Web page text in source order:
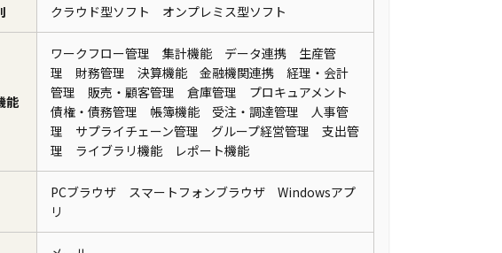
クラウド型ソフト オンプレミス型ソフト
能
ワークフロー管理 集計機能 データ連携 生産管
理 財務管理 決算機能 金融機関連携 経理・会計
管理 販売・顧客管理 倉庫管理 プロキュアメント
債権・債務管理 帳簿機能 受注・調達管理 人事管
理 サプライチェーン管理 グループ経営管理 支出管
理 ライブラリ機能 レポート機能
PCブラウザ スマートフォンブラウザ Windowsアプ
リ